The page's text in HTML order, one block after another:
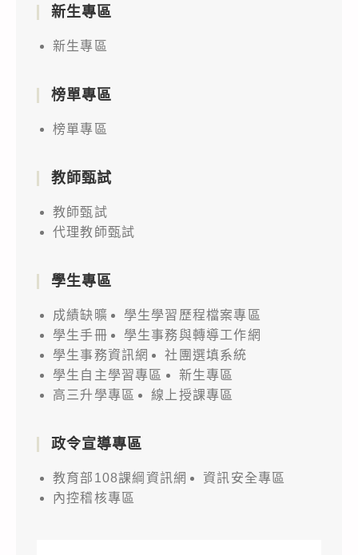
新生專區
新生專區
榜單專區
榜單專區
教師甄試
教師甄試
代理教師甄試
學生專區
成績缺曠
學生學習歷程檔案專區
學生手冊
學生事務與轉導工作網
學生事務資訊網
社團選填系統
學生自主學習專區
新生專區
高三升學專區
線上授課專區
政令宣導專區
教育部108課綱資訊網
資訊安全專區
內控稽核專區